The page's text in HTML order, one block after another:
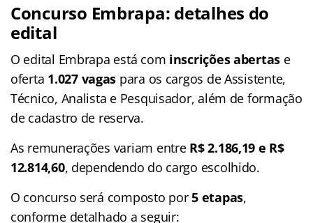
Concurso Embrapa: detalhes do
edital
O edital Embrapa está com inscrições abertas e
oferta 1.027 vagas para os cargos de Assistente,
Técnico, Analista e Pesquisador, além de formação
de cadastro de reserva.
As remunerações variam entre R$ 2.186,19 e R$
12.814,60, dependendo do cargo escolhido.
O concurso será composto por5 etapas,
conforme detalhado a seguir: